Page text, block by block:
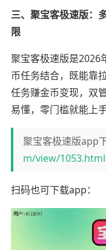
三、聚宝客极速版：
限
聚宝客极速版是2026
币任务结合，既能靠
任务赚金币变现，双
易懂，零门槛就能上手
聚宝客极速版app
m/view/1053.html
扫码也可下载app：